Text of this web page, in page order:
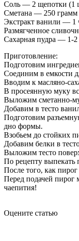
Соль — 2 щепотки (1
Сметана — 250 грамм
Экстракт ванили — 1
Размягченное
Сахарная пудра — 1-2
Приготовление:
Подготовим
Соединим в емкости
Вводим к масляно-
В просеянную муку
Выложим сметанно-
Добавим в тесто
Подготовим
дно формы.
Взобьем до стойких
Добавим белки в
Выложим тесто
По рецепту выпекать
После того, как
Перед подачей пирог
чаепития!
Оцените статью